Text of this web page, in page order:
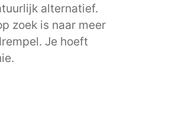
alternatief.
zoek is naar meer
Je hoeft